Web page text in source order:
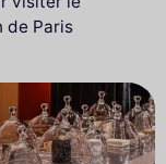
de Paris